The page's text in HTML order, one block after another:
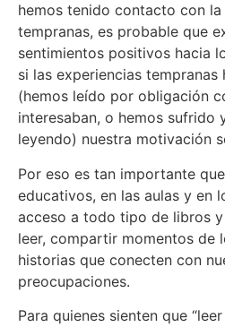
hemos tenido contacto con
tempranas, es probable que
sentimientos positivos hacia
si las experiencias tempranas
(hemos leído por obligación
interesaban, o hemos sufrido
leyendo) nuestra motivación
Por eso es tan importante
educativos, en las aulas y en
acceso a todo tipo de libros
leer, compartir momentos de
historias que conecten con
preocupaciones.
Para quienes sienten que